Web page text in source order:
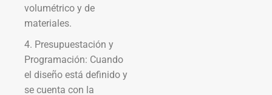
volumétrico y de
materiales.
4. Presupuestación y
Programación: Cuando
el diseño está definido y
se cuenta con la